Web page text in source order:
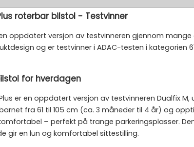
roterbar bilstol - Testvinner
en oppdatert versjon av testvinneren gjennom
og er testvinner i ADAC-testen i kategorien
for hverdagen
er en oppdatert versjon av testvinneren Dualfix
barnet fra 61 til 105 cm (ca. 3 måneder til 4 år) og
– perfekt på trange parkeringsplasser.
gir en lun og komfortabel sittestilling.